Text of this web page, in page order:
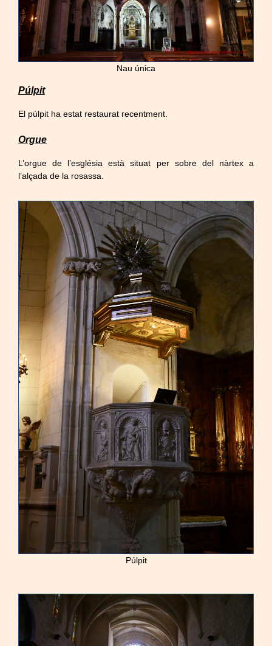
Nau única
Púlpit
El púlpit ha estat restaurat recentment.
Orgue
L’orgue de l’església està situat per sobre del nàrtex a
l’alçada de la rosassa.
Púlpit